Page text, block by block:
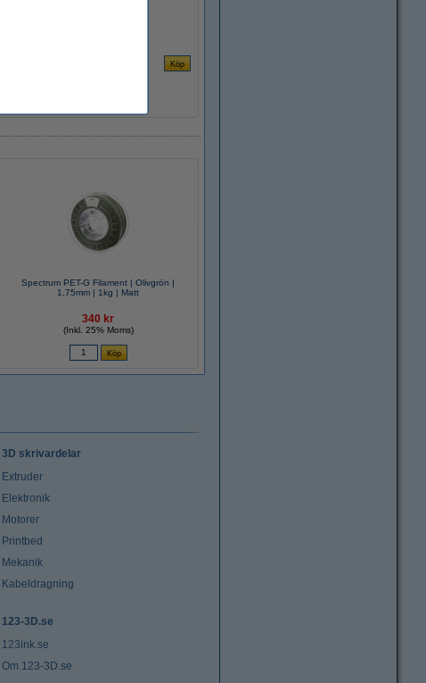
Spectrum PET-G Filament | Olivgrön |
1,75mm | 1kg | Matt
340 kr
(Inkl. 25% Moms)
3D skrivardelar
Extruder
Elektronik
Motorer
Printbed
Mekanik
Kabeldragning
123-3D.se
123ink.se
Om 123-3D.se